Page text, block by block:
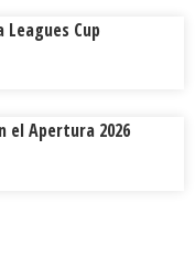
Cup
el Apertura 2026